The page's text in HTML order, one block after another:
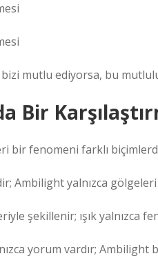
mutlu ediyorsa, bu
Bir
bir fenomeni farklı
Ambilight yalnızca
şekillenir; ışık yalnızca
yorum vardır; Ambilight